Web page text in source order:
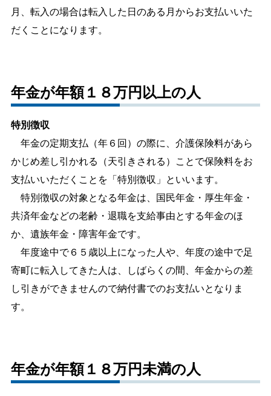
月、転入の場合は転入した日のある月からお支払いいた
だくことになります。
年金が年額１８万円以上の人
特別徴収
年金の定期支払（年６回）の際に、介護保険料があら
かじめ差し引かれる（天引きされる）ことで保険料をお
支払いいただくことを「特別徴収」といいます。
特別徴収の対象となる年金は、国民年金・厚生年金・
共済年金などの老齢・退職を支給事由とする年金のほ
か、遺族年金・障害年金です。
年度途中で６５歳以上になった人や、年度の途中で足
寄町に転入してきた人は、しばらくの間、年金からの差
し引きができませんので納付書でのお支払いとなりま
す。
年金が年額１８万円未満の人